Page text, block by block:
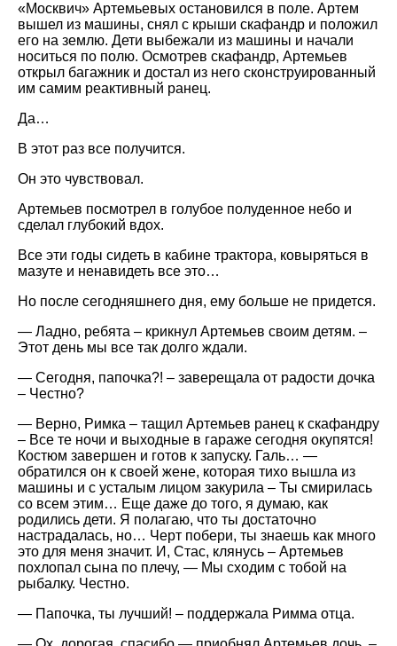
«Москвич» Артемьевых остановился в поле. Артем
вышел из машины, снял с крыши скафандр и положил
его на землю. Дети выбежали из машины и начали
носиться по полю. Осмотрев скафандр, Артемьев
открыл багажник и достал из него сконструированный
им самим реактивный ранец.
Да…
В этот раз все получится.
Он это чувствовал.
Артемьев посмотрел в голубое полуденное небо и
сделал глубокий вдох.
Все эти годы сидеть в кабине трактора, ковыряться в
мазуте и ненавидеть все это…
Но после сегодняшнего дня, ему больше не придется.
— Ладно, ребята – крикнул Артемьев своим детям. –
Этот день мы все так долго ждали.
— Сегодня, папочка?! – заверещала от радости дочка
– Честно?
— Верно, Римка – тащил Артемьев ранец к скафандру
– Все те ночи и выходные в гараже сегодня окупятся!
Костюм завершен и готов к запуску. Галь… —
обратился он к своей жене, которая тихо вышла из
машины и с усталым лицом закурила – Ты смирилась
со всем этим… Еще даже до того, я думаю, как
родились дети. Я полагаю, что ты достаточно
настрадалась, но… Черт побери, ты знаешь как много
это для меня значит. И, Стас, клянусь – Артемьев
похлопал сына по плечу, — Мы сходим с тобой на
рыбалку. Честно.
— Папочка, ты лучший! – поддержала Римма отца.